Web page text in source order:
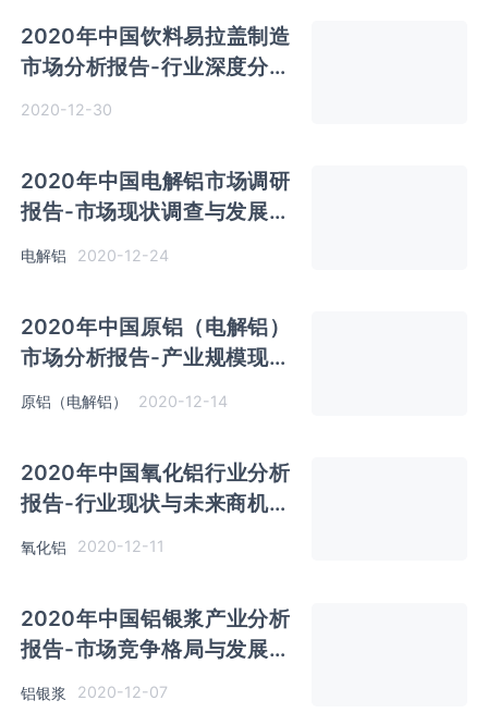
2020年中国饮料易拉盖制造
市场分析报告-行业深度分析
2020-12-30
2020年中国电解铝市场调研
报告-市场现状调查与发展前
景研究
电解铝 2020-12-24
2020年中国原铝（电解铝）
市场分析报告-产业规模现状
与发展趋势分析
原铝（电解铝） 2020-12-14
2020年中国氧化铝行业分析
报告-行业现状与未来商机预
氧化铝 2020-12-11
2020年中国铝银浆产业分析
报告-市场竞争格局与发展商
铝银浆 2020-12-07